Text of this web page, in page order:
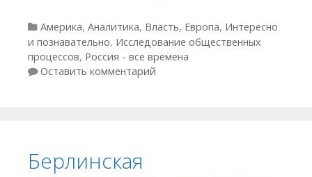
Рубрики
Америка, Аналитика, Власть, Европа, Интересно
и познавательно, Исследование общественных
процессов, Россия - все времена
Оставить комментарий
Берлинская